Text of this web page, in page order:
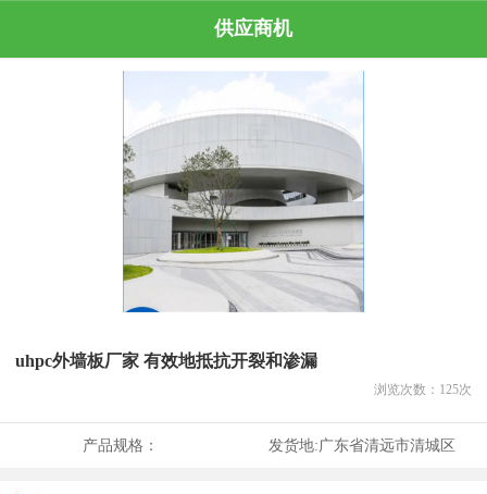
供应商机
uhpc外墙板厂家 有效地抵抗开裂和渗漏
浏览次数： 125次
产品规格： 发货地:广东省清远市清城区